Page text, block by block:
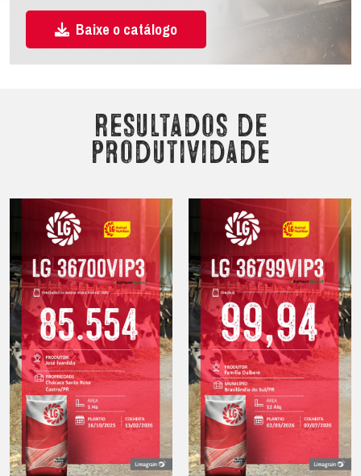
Baixe o catálogo
Resultados de
produtividade